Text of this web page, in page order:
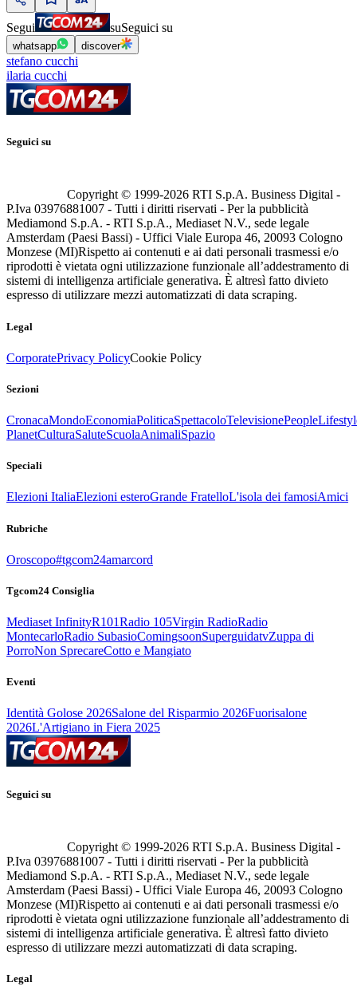
Segui suSeguici su
whatsapp discover
stefano cucchi
ilaria cucchi
Seguici su
Copyright © 1999-2026 RTI S.p.A. Business Digital -
P.Iva 03976881007 - Tutti i diritti riservati - Per la pubblicità
Mediamond S.p.A. - RTI S.p.A., Mediaset N.V., sede legale
Amsterdam (Paesi Bassi) - Uffici Viale Europa 46, 20093 Cologno
Monzese (MI)Rispetto ai contenuti e ai dati personali trasmessi e/o
riprodotti è vietata ogni utilizzazione funzionale all’addestramento di
sistemi di intelligenza artificiale generativa. È altresì fatto divieto
espresso di utilizzare mezzi automatizzati di data scraping.
Legal
CorporatePrivacy PolicyCookie Policy
Sezioni
CronacaMondoEconomiaPoliticaSpettacoloTelevisionePeople
PlanetCulturaSaluteScuolaAnimaliSpazio
Speciali
Elezioni ItaliaElezioni esteroGrande FratelloL'isola dei famosiAmici
Rubriche
Oroscopo#tgcom24amarcord
Tgcom24 Consiglia
Mediaset InfinityR101Radio 105Virgin RadioRadio
MontecarloRadio SubasioComingsoonSuperguidatvZuppa di
PorroNon SprecareCotto e Mangiato
Eventi
Identità Golose 2026Salone del Risparmio 2026Fuorisalone
2026L'Artigiano in Fiera 2025
Seguici su
Copyright © 1999-2026 RTI S.p.A. Business Digital -
P.Iva 03976881007 - Tutti i diritti riservati - Per la pubblicità
Mediamond S.p.A. - RTI S.p.A., Mediaset N.V., sede legale
Amsterdam (Paesi Bassi) - Uffici Viale Europa 46, 20093 Cologno
Monzese (MI)Rispetto ai contenuti e ai dati personali trasmessi e/o
riprodotti è vietata ogni utilizzazione funzionale all’addestramento di
sistemi di intelligenza artificiale generativa. È altresì fatto divieto
espresso di utilizzare mezzi automatizzati di data scraping.
Legal